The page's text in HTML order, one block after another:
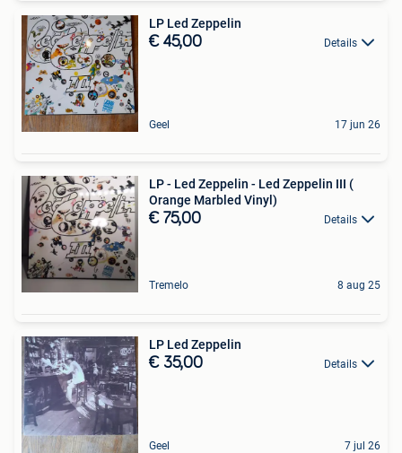
LP Led Zeppelin
€ 45,00 Details
Geel 17 jun 26
LP - Led Zeppelin - Led Zeppelin III (
Orange Marbled Vinyl)
€ 75,00 Details
Tremelo 8 aug 25
LP Led Zeppelin
€ 35,00 Details
Geel 7 jul 26